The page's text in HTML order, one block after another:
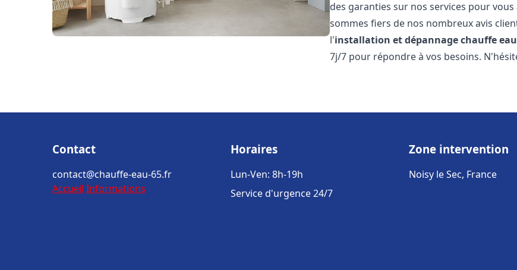
des garanties sur nos services pour
sommes fiers de nos nombreux avis
l'installation et dépannage chauffe eau
7j/7 pour répondre à vos besoins.
Contact
contact@chauffe-eau-65.fr
Accueil Informations
Horaires
Lun-Ven: 8h-19h
Service d'urgence 24/7
Zone intervention
Noisy le Sec, France